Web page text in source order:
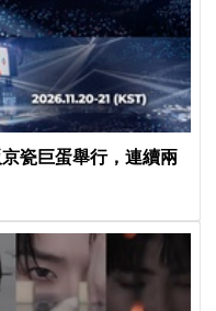
瓷巨蛋舉行，連續兩